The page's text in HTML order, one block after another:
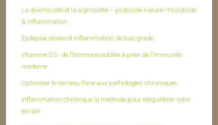
La diverticulite et la sigmoïdite – protocole naturel microbiote
& inflammation
Épilepsie sévère et inflammation de bas grade
Vitamine D3 : de l’hormone oubliée à pilier de l’immunité
moderne
Optimiser le cerveau face aux pathologies chroniques
Inflammation chronique la méthode pour rééquilibrer votre
terrain